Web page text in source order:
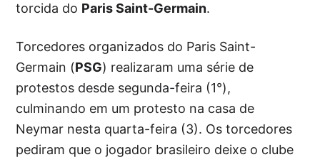
torcida do Paris Saint-Germain.
Torcedores organizados do Paris Saint-
Germain (PSG) realizaram uma série de
protestos desde segunda-feira (1°),
culminando em um protesto na casa de
Neymar nesta quarta-feira (3). Os torcedores
pediram que o jogador brasileiro deixe o clube